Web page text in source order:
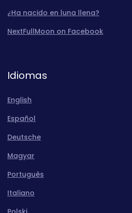
¿Ha nacido en luna llena?
NextFullMoon on Facebook
Idiomas
English
Español
Deutsche
Magyar
Português
Italiano